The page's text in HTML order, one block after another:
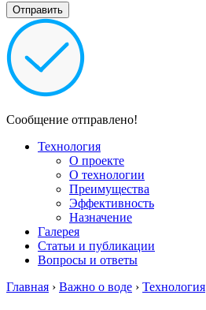
Сообщение отправлено!
Технология
О проекте
О технологии
Преимущества
Эффективность
Назначение
Галерея
Статьи и публикации
Вопросы и ответы
Главная › Важно о воде › Технология